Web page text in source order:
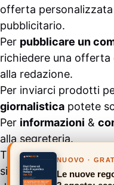
offerta
pubblicitario.
Per pubblicare un
richiedere una offerta
alla redazione.
Per inviarci prodotti
giornalistica potete
Per informazioni &
alla segreteria.
Tutti i contenuti
sito #ASSODIGITALE.
NUOVO ·
Le nuove